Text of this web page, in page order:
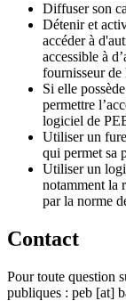
Diffuser son
Détenir et
accéder à
accessible à d’
fournisseur
Si elle
permettre l’
logiciel de
Utiliser un
qui permet sa
Utiliser un
notamment la
par la norme
Contact
Pour toute question
publiques : peb [at]